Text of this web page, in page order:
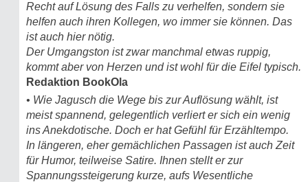
Recht auf Lösung des Falls zu verhelfen, sondern sie
helfen auch ihren Kollegen, wo immer sie können. Das
ist auch hier nötig.
Der Umgangston ist zwar manchmal etwas ruppig,
kommt aber von Herzen und ist wohl für die Eifel typisch.
Redaktion BookOla
• Wie Jagusch die Wege bis zur Auflösung wählt, ist
meist spannend, gelegentlich verliert er sich ein wenig
ins Anekdotische. Doch er hat Gefühl für Erzähltempo.
In längeren, eher gemächlichen Passagen ist auch Zeit
für Humor, teilweise Satire. Ihnen stellt er zur
Spannungssteigerung kurze, aufs Wesentliche